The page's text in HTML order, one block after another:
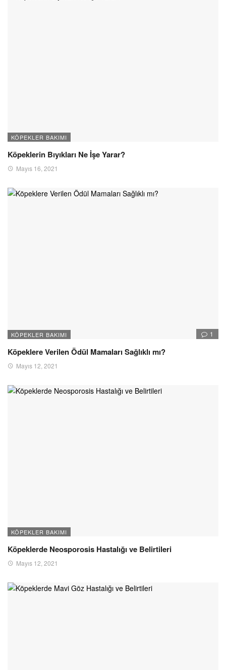
KÖPEKLER BAKIMI
Köpeklerin Bıyıkları Ne İşe Yarar?
Mayıs 16, 2021
KÖPEKLER BAKIMI 1
Köpeklere Verilen Ödül Mamaları Sağlıklı mı?
Mayıs 12, 2021
KÖPEKLER BAKIMI
Köpeklerde Neosporosis Hastalığı ve Belirtileri
Mayıs 12, 2021